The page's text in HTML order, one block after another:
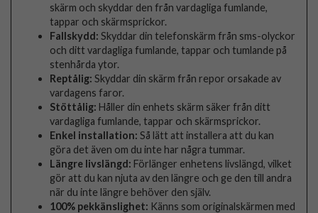
skärm och skyddar den från vardagliga fumlande,
tappar och skärmsprickor.
Fallskydd: Skyddar din telefonskärm från sms-olyckor
och ditt vardagliga fumlande, tappar och tumlande på
stenhårda ytor.
Reptålig: Skyddar din skärm från repor orsakade av
vardagens faror.
Stöttålig: Håller din enhets skärm säker från ditt
vardagliga fumlande, tappar och skärmsprickor.
Enkel installation: Så lätt att installera att du kan
göra det även om du inte har några tummar.
Längre livslängd: Förlänger enhetens livslängd, vilket
gör att du kan njuta av den längre och ge den till andra
när du inte längre behöver den själv.
100% pekkänslighet: Känns som originalskärmen med